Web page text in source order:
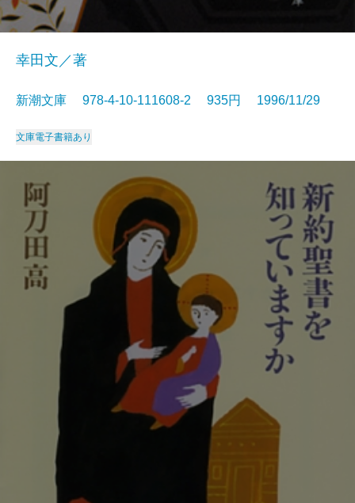
幸田文／著
新潮文庫 978-4-10-111608-2 935円 1996/11/29
文庫電子書籍あり